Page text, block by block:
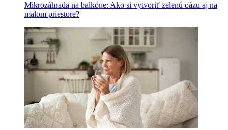
Mikrozáhrada na balkóne: Ako si vytvoriť zelenú oázu aj na
malom priestore?